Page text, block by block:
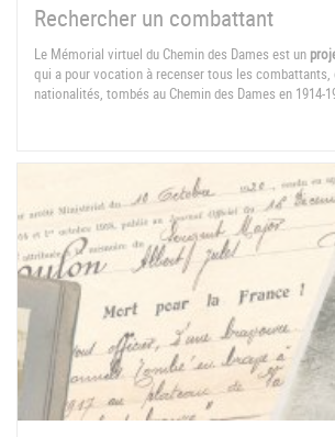
Rechercher un combattant
Le Mémorial virtuel du Chemin des Dames est un
qui a pour vocation à recenser tous les combattants,
nationalités, tombés au Chemin des Dames en 1914-